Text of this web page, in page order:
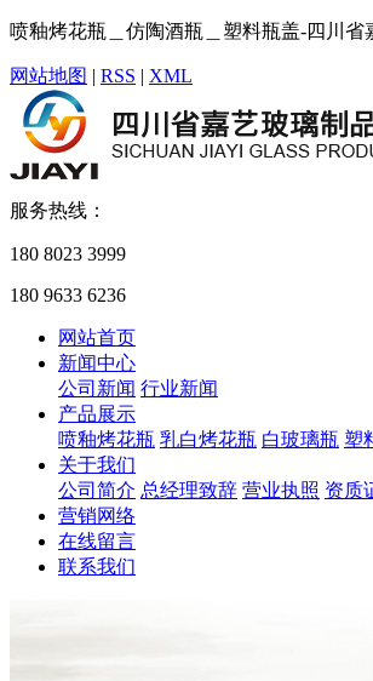
喷釉烤花瓶＿仿陶酒瓶＿塑料瓶盖-四川
网站地图 | RSS | XML
服务热线：
180 8023 3999
180 9633 6236
网站首页
新闻中心
公司新闻 行业新闻
产品展示
喷釉烤花瓶 乳白烤花瓶 白玻璃瓶 塑
关于我们
公司简介 总经理致辞 营业执照 资质
营销网络
在线留言
联系我们